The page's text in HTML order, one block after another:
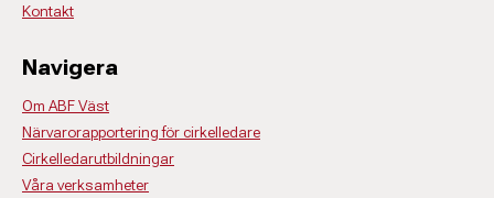
Kontakt
Navigera
Om ABF Väst
Närvarorapportering för cirkelledare
Cirkelledarutbildningar
Våra verksamheter